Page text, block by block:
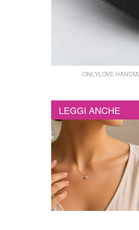
ONLYLOVE
LEGGI ANCHE